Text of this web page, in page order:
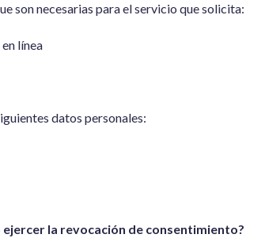
son necesarias para el servicio que solicita:
línea
datos personales:
la revocación de consentimiento?